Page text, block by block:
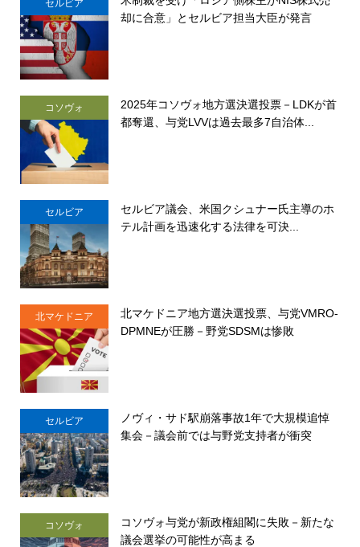
セルビア
却に合意」とセルビア担当大臣が発言
コソヴォ
2025年コソヴォ地方選決選投票－LDKが首
都奪還、与党LVVは過去最多7自治体...
セルビア
セルビア議会、米国クシュナー氏主導のホ
テル計画を迅速化する法律を可決...
北マケドニア
北マケドニア地方選決選投票、与党VMRO-
DPMNEが圧勝－野党SDSMは惨敗
セルビア
ノヴィ・サド駅崩落事故1年で大規模追悼
集会－議会前では与野党支持者が衝突
コソヴォ
コソヴォ与党が新政権組閣に失敗－新たな
議会選挙の可能性が高まる